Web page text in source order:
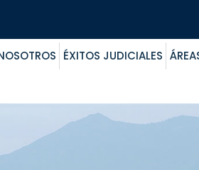
ÉXITOS JUDICIALES